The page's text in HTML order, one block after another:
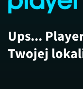
Ups...
Twojej